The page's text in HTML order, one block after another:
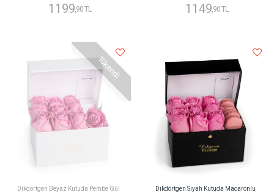
1199 ,90 TL 1149 ,90 TL
Tükendi
Dikdörtgen Beyaz Kutuda Pembe Gül
Dikdörtgen Siyah Kutuda Macaronlu